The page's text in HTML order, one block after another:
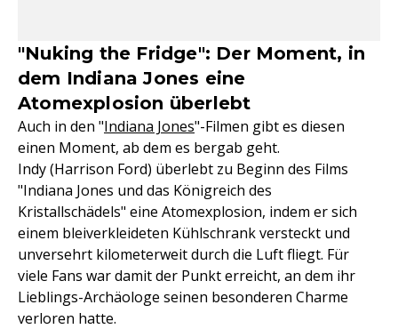
"Nuking the Fridge": Der Moment, in
dem Indiana Jones eine
Atomexplosion überlebt
Auch in den "Indiana Jones"-Filmen gibt es diesen
einen Moment, ab dem es bergab geht.
Indy (Harrison Ford) überlebt zu Beginn des Films
"Indiana Jones und das Königreich des
Kristallschädels" eine Atomexplosion, indem er sich
einem bleiverkleideten Kühlschrank versteckt und
unversehrt kilometerweit durch die Luft fliegt. Für
viele Fans war damit der Punkt erreicht, an dem ihr
Lieblings-Archäologe seinen besonderen Charme
verloren hatte.